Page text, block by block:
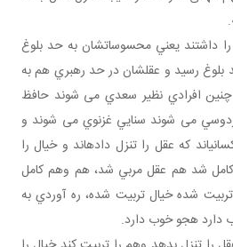
.
را داشتند يعني محسوساتشان به حد بلوغ
بلوغ رسيد و عقلشان در حد رهبري هم به
افرادي نظير سعدي می شوند حافظ
می شوند سنايي غزنوي می شوند و
اند که عقل را تنزل داده اند و خيال را
کامل شد هم عقل مربي شد، هم وهم کامل
شده خيال تربيت شده، ره آوردي به
دارد هجو خوب دارد.